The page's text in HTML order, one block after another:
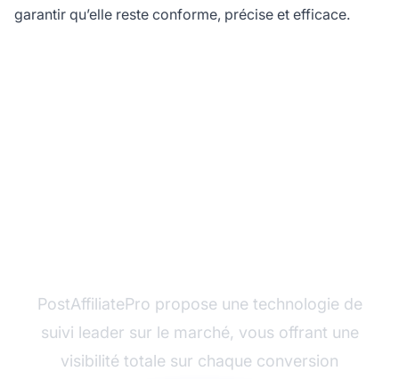
garantir qu’elle reste conforme, précise et efficace.
PostAffiliatePro propose une technologie de
suivi leader sur le marché, vous offrant une
visibilité totale sur chaque conversion